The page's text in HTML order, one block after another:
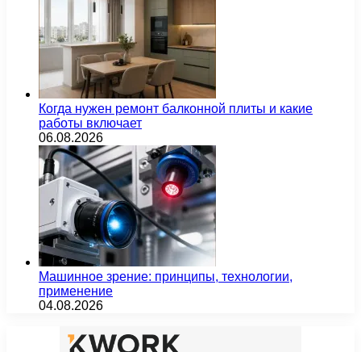
Когда нужен ремонт балконной плиты и какие
работы включает
06.08.2026
Машинное зрение: принципы, технологии,
применение
04.08.2026